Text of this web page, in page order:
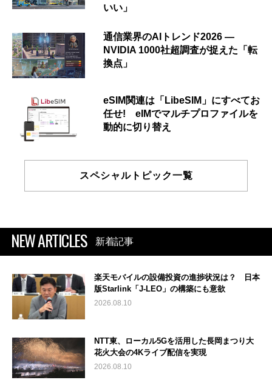
いい」
通信業界のAIトレンド2026 ―
NVIDIA 1000社超調査が捉えた「転
換点」
eSIM関連は「LibeSIM」にすべてお
任せ! eIMでマルチプロファイルを
動的に切り替え
スペシャルトピック一覧
NEW ARTICLES 新着記事
楽天モバイルの設備投資の進捗状況は？ 日本
版Starlink「J-LEO」の構築にも意欲
2026.08.10
NTT東、ローカル5Gを活用した長岡まつり大
花火大会の4Kライブ配信を実現
2026.08.10